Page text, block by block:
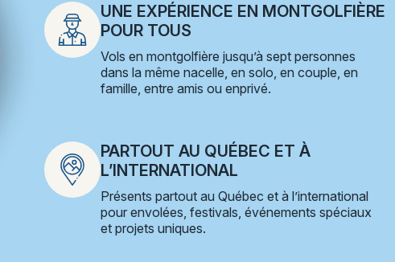
UNE EXPÉRIENCE EN MONTGOLFIÈRE
POUR TOUS
Vols en montgolfière jusqu’à sept personnes
dans la même nacelle, en solo, en couple, en
famille, entre amis ou enprivé.
PARTOUT AU QUÉBEC ET À
L’INTERNATIONAL
Présents partout au Québec et à l’international
pour envolées, festivals, événements spéciaux
et projets uniques.